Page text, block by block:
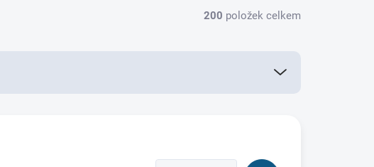
200 položek celkem